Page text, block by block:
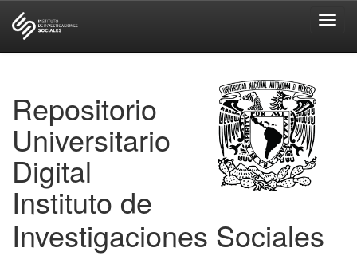
Repositorio
Universitario
Digital
Instituto de
Investigaciones Sociales